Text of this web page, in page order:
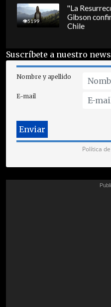
5199
"La
Gibson
Chile
Suscríbete a nuestro
Nombre y apellido
E-mail
Política